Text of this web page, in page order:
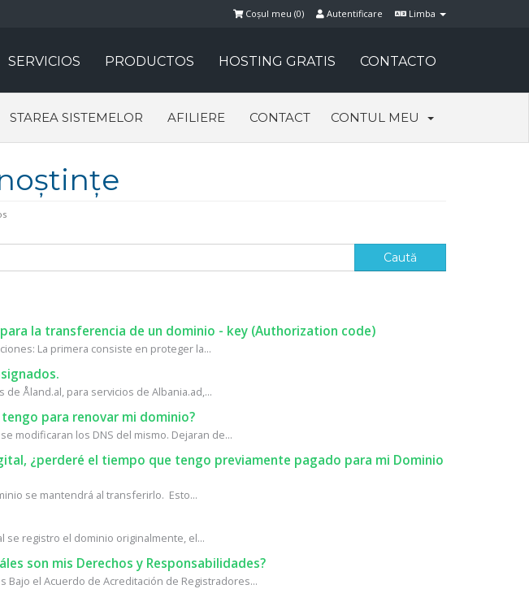
Limba
Autentificare
Coșul meu (0)
SERVICIOS PRODUCTOS HOSTING GRATIS CONTACTO
STAREA SISTEMELOR AFILIERE CONTACT CONTUL MEU
la transferencia de un dominio - key (Authorization code)
La primera consiste en proteger la...
Åland.al, para servicios de Albania.ad,...
para renovar mi dominio?
modificaran los DNS del mismo. Dejaran de...
¿perderé el tiempo que tengo previamente pagado para mi Dominio
se mantendrá al transferirlo. Esto...
se registro el dominio originalmente, el...
son mis Derechos y Responsabilidades?
el Acuerdo de Acreditación de Registradores...